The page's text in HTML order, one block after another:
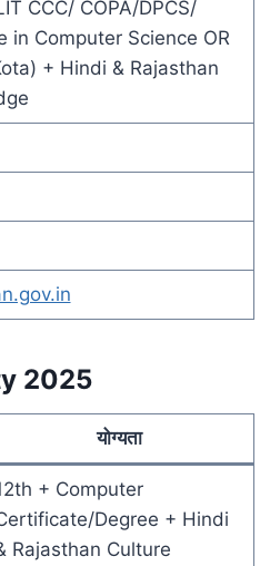
CCC/ COPA/DPCS/
in Computer Science OR
+ Hindi & Rajasthan
2025
योग्यता
+ Computer
Degree + Hindi
Rajasthan Culture